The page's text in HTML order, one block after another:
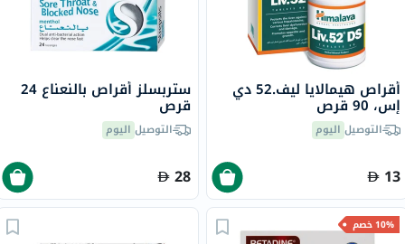
أقراص هيمالايا ليف.52 دي
إس، 90 قرص
التوصيل اليوم
13
ستربسلز أقراص بالنعناع 24
قرص
التوصيل اليوم
28
10% خصم